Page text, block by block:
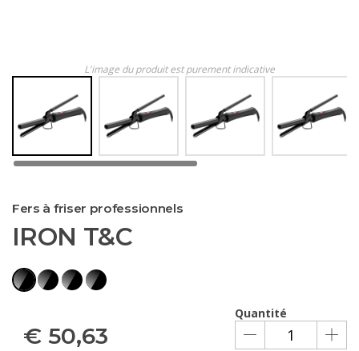
L'image du produit est purement indicative
Fers à friser professionnels
IRON T&C
Quantité
€ 50,63